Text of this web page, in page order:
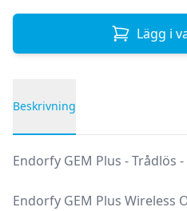
Lägg i
Beskrivning
Endorfy GEM Plus - Trådlös
Endorfy GEM Plus Wireless